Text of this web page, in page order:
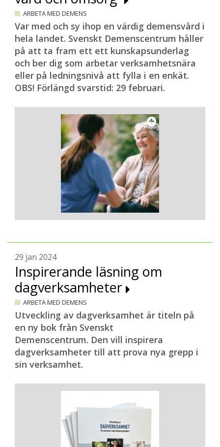
ARBETA MED DEMENS
Var med och sy ihop en värdig demensvård i
hela landet. Svenskt Demenscentrum håller
på att ta fram ett ett kunskapsunderlag
och ber dig som arbetar verksamhetsnära
eller på ledningsnivå att fylla i en enkät.
OBS! Förlängd svarstid: 29 februari.
29 jan 2024
Inspirerande läsning om
dagverksamheter
ARBETA MED DEMENS
Utveckling av dagverksamhet är titeln på
en ny bok från Svenskt
Demenscentrum. Den vill inspirera
dagverksamheter till att prova nya grepp i
sin verksamhet.